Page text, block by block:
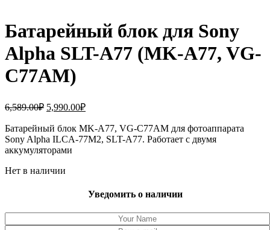
Батарейный блок для Sony
Alpha SLT-A77 (MK-A77, VG-
C77AM)
6,589.00₽ Первоначальная
составляла
6,589.00₽.
5,990.00₽Текущая
5,990.00₽.
Батарейный блок MK-A77, VG-C77AM для фотоаппарата
Sony Alpha ILCA-77M2, SLT-A77. Работает с двумя
аккумуляторами
Нет в наличии
Уведомить о наличии